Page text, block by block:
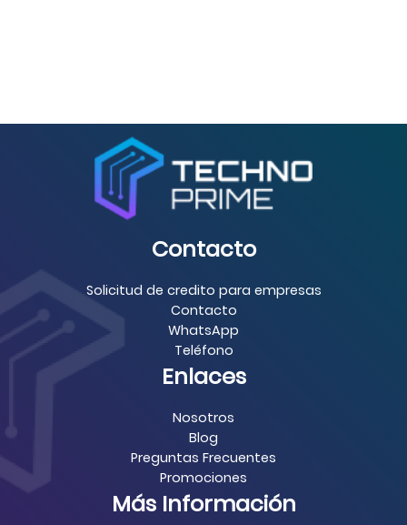
Contacto
Solicitud de credito para empresas
Contacto
WhatsApp
Teléfono
Enlaces
Nosotros
Blog
Preguntas Frecuentes
Promociones
Más Información